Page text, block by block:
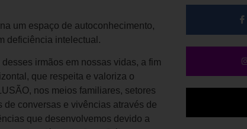
um espaço de autoconhecimento,
deficiência intelectual.
irmãos em nossas vidas, a fim
que respeita e valoriza o
nos meios familiares, setores
conversas e vivências através de
que desenvolvemos devido a